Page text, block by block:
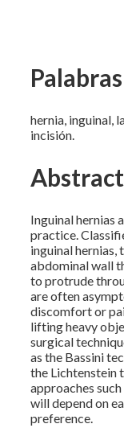
hernia, inguinal,
incisión.
Abstract
Inguinal hernias
practice.
inguinal hernias,
abdominal wall
to protrude
are often
discomfort or
lifting heavy
surgical
as the Bassini
the Lichtenstein
approaches
will depend on
preference.